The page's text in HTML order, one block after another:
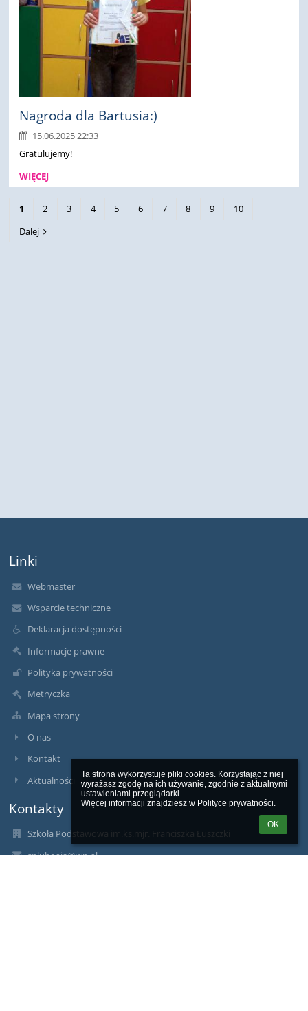
Ta strona wykorzystuje pliki cookies. Korzystając z niej
wyrażasz zgodę na ich używanie, zgodnie z aktualnymi
ustawieniami przeglądarki.
Więcej informacji znajdziesz w Polityce prywatności.
OK
Nagroda dla Bartusia:)
15.06.2025 22:33
Gratulujemy!
WIĘCEJ
1 2 3 4 5 6 7 8 9
10
Dalej
Linki
Webmaster
Wsparcie techniczne
Deklaracja dostępności
Informacje prawne
Polityka prywatności
Metryczka
Mapa strony
O nas
Kontakt
Aktualności
Kontakty
Szkoła Podstawowa im.ks.mjr. Franciszka Łuszczki
splubenia@wp.pl